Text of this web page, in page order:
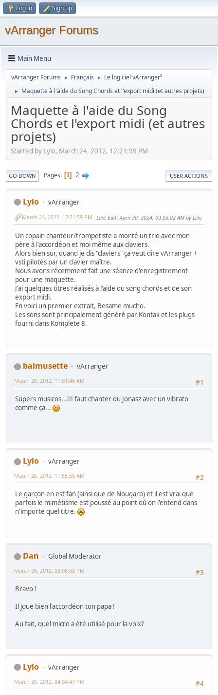
Log in Sign up
vArranger Forums
Main Menu
vArranger Forums ► Français ► Le logiciel vArranger²
► Maquette à l'aide du Song Chords et l'export midi (et autres projets)
Maquette à l'aide du Song
Chords et l'export midi (et autres
projets)
Started by Lylo, March 24, 2012, 12:21:59 PM
GO DOWN Pages 1 2 USER ACTIONS
Lylo vArranger
March 24, 2012, 12:21:59 PM Last Edit: April 30, 2024, 09:03:02 AM by Lylo
Un copain chanteur/trompetiste a monté un trio avec mon
père à l'accordéon et moi même aux claviers.
Alors bien sur, quand je dis "claviers" ça veut dire vArranger +
vsti pilotés par un clavier maître.
Nous avons récemment fait une séance d'enregistrement
pour une maquette.
J'ai quelques titres réalisés à l'aide du song chords et de son
export midi.
En voici un premier extrait, Besame mucho.
Les sons sont principalement généré par Kontak et les plugs
fourni dans Komplete 8.
balmusette
vArranger
#1
March 25, 2012, 11:01:46 AM
Supers musicos...!!! faut chanter du Jonasz avec un vibrato
comme ça...
Lylo
vArranger
#2
March 25, 2012, 11:55:55 AM
Le garçon en est fan (ainsi que de Nougaro) et il est vrai que
parfois le mimétisme est poussé au point où on l'entend dans
n'importe quel titre.
Dan
Global Moderator
#3
March 26, 2012, 03:08:03 PM
Bravo !
Il joue bien l'accordéon ton papa !
Au fait, quel micro a été utilisé pour la voix?
Lylo
vArranger
#4
March 26, 2012, 04:04:47 PM